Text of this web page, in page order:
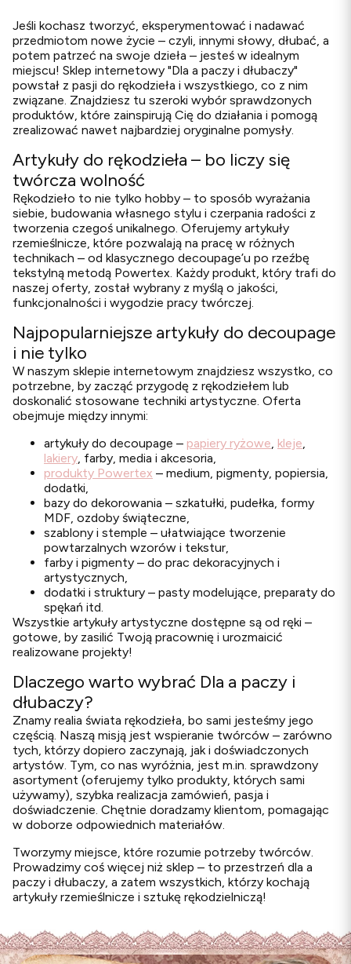
Jeśli kochasz tworzyć, eksperymentować i nadawać
przedmiotom nowe życie – czyli, innymi słowy, dłubać, a
potem patrzeć na swoje dzieła – jesteś w idealnym
miejscu! Sklep internetowy "Dla a paczy i dłubaczy"
powstał z pasji do rękodzieła i wszystkiego, co z nim
związane. Znajdziesz tu szeroki wybór sprawdzonych
produktów, które zainspirują Cię do działania i pomogą
zrealizować nawet najbardziej oryginalne pomysły.
Artykuły do rękodzieła – bo liczy się
twórcza wolność
Rękodzieło to nie tylko hobby – to sposób wyrażania
siebie, budowania własnego stylu i czerpania radości z
tworzenia czegoś unikalnego. Oferujemy artykuły
rzemieślnicze, które pozwalają na pracę w różnych
technikach – od klasycznego decoupage’u po rzeźbę
tekstylną metodą Powertex. Każdy produkt, który trafi do
naszej oferty, został wybrany z myślą o jakości,
funkcjonalności i wygodzie pracy twórczej.
Najpopularniejsze artykuły do decoupage
i nie tylko
W naszym sklepie internetowym znajdziesz wszystko, co
potrzebne, by zacząć przygodę z rękodziełem lub
doskonalić stosowane techniki artystyczne. Oferta
obejmuje między innymi:
artykuły do decoupage – papiery ryżowe kleje
lakiery , farby, media i akcesoria,
produkty Powertex – medium, pigmenty, popiersia,
dodatki,
bazy do dekorowania – szkatułki, pudełka, formy
MDF, ozdoby świąteczne,
szablony i stemple – ułatwiające tworzenie
powtarzalnych wzorów i tekstur,
farby i pigmenty – do prac dekoracyjnych i
artystycznych,
dodatki i struktury – pasty modelujące, preparaty do
spękań itd.
Wszystkie artykuły artystyczne dostępne są od ręki –
gotowe, by zasilić Twoją pracownię i urozmaicić
realizowane projekty!
Dlaczego warto wybrać Dla a paczy i
dłubaczy?
Znamy realia świata rękodzieła, bo sami jesteśmy jego
częścią. Naszą misją jest wspieranie twórców – zarówno
tych, którzy dopiero zaczynają, jak i doświadczonych
artystów. Tym, co nas wyróżnia, jest m.in. sprawdzony
asortyment (oferujemy tylko produkty, których sami
używamy), szybka realizacja zamówień, pasja i
doświadczenie. Chętnie doradzamy klientom, pomagając
w doborze odpowiednich materiałów.
Tworzymy miejsce, które rozumie potrzeby twórców.
Prowadzimy coś więcej niż sklep – to przestrzeń dla a
paczy i dłubaczy, a zatem wszystkich, którzy kochają
artykuły rzemieślnicze i sztukę rękodzielniczą!